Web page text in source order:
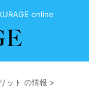
online
ット の情報 >